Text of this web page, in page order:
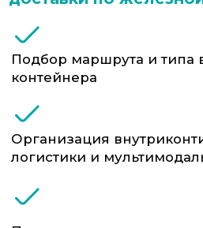
Безопасность: минимальный риск
выгоднее автомобильных перевозок
на длинных маршрутах
Сроки: быстрее морских перевозок,
особенно при доставке из Китая
погодных условий, сезонных